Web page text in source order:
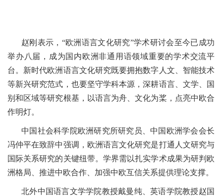
赵刚表示，“欧洲语言文化研究”学术研讨会至今已成功
举办八届，成为国内欧洲非通用语领域重要的学术交流平
台。新时代欧洲语言文化研究既要拥抱数字人文、智能技术
等新兴研究范式，也要坚守学科本源，深耕语言、文学、国
别和区域等研究根基，以语言为舟、文化为桨，点亮中欧合
作明灯。
中国社会科学院欧洲研究所研究员、中国欧洲学会会长
冯仲平在致辞中强调，欧洲语言文化研究是打通人文研究与
国际关系研究的关键纽带。学界需以扎实学术成果为研判欧
洲格局、推进中欧合作、加强中欧互信关系提供理论支撑。
北外中国语言文学学院教授戴曼纯、英语学院教授赵国